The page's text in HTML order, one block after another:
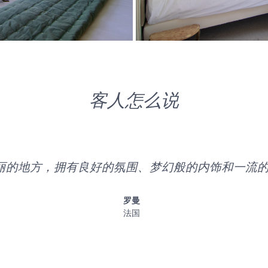
客人怎么说
的地方，拥有良好的氛围、梦幻般的内饰和一流
罗曼
法国